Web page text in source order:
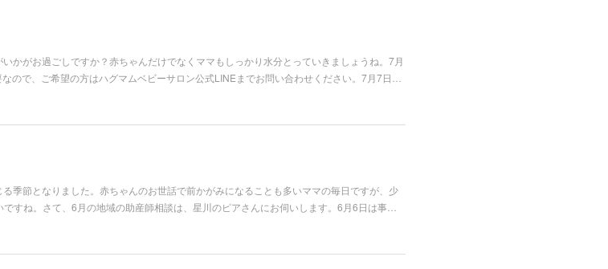
かがお過ごしですか？赤ちゃんだけでなくママもしっかり水分とっていきましょうね。7月
ので、ご希望の方はハグマムベビーサロン公式LINEまでお問い合わせください。7月7日…
季節となりました。赤ちゃんのお世話で前かがみになることも多いママの毎日ですが、少
すね。さて、6月の地域の助産師相談は、星川のピアさんにお伺いします。6月6日は事…